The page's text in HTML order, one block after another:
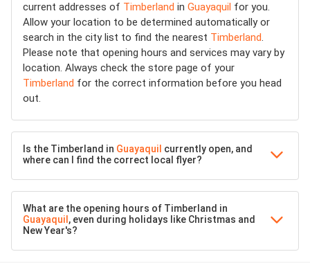
current addresses of Timberland in Guayaquil for you.
Allow your location to be determined automatically or
search in the city list to find the nearest Timberland.
Please note that opening hours and services may vary by
location. Always check the store page of your
Timberland for the correct information before you head
out.
Is the Timberland in Guayaquil currently open, and
where can I find the correct local flyer?
What are the opening hours of Timberland in
Guayaquil , even during holidays like Christmas and
New Year's?